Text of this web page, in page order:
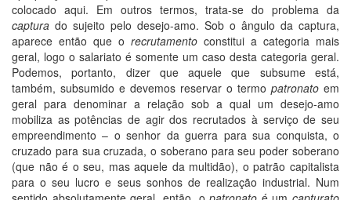
colocado aqui. Em outros termos, trata-se do problema da
captura do sujeito pelo desejo-amo. Sob o ângulo da captura,
aparece então que o recrutamento constitui a categoria mais
geral, logo o salariato é somente um caso desta categoria geral.
Podemos, portanto, dizer que aquele que subsume está,
também, subsumido e devemos reservar o termo patronato em
geral para denominar a relação sob a qual um desejo-amo
mobiliza as potências de agir dos recrutados à serviço de seu
empreendimento – o senhor da guerra para sua conquista, o
cruzado para sua cruzada, o soberano para seu poder soberano
(que não é o seu, mas aquele da multidão), o patrão capitalista
para o seu lucro e seus sonhos de realização industrial. Num